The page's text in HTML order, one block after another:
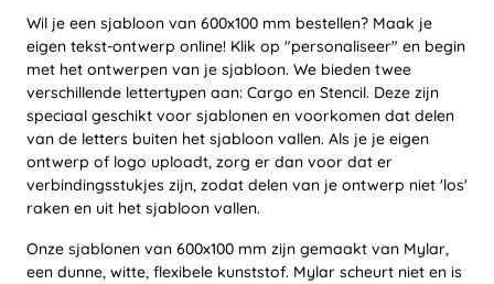
Wil je een sjabloon van 600x100 mm bestellen? Maak je
eigen tekst-ontwerp online! Klik op "personaliseer" en begin
met het ontwerpen van je sjabloon. We bieden twee
verschillende lettertypen aan: Cargo en Stencil. Deze zijn
speciaal geschikt voor sjablonen en voorkomen dat delen
van de letters buiten het sjabloon vallen. Als je je eigen
ontwerp of logo uploadt, zorg er dan voor dat er
verbindingsstukjes zijn, zodat delen van je ontwerp niet 'los'
raken en uit het sjabloon vallen.
Onze sjablonen van 600x100 mm zijn gemaakt van Mylar,
een dunne, witte, flexibele kunststof. Mylar scheurt niet en is